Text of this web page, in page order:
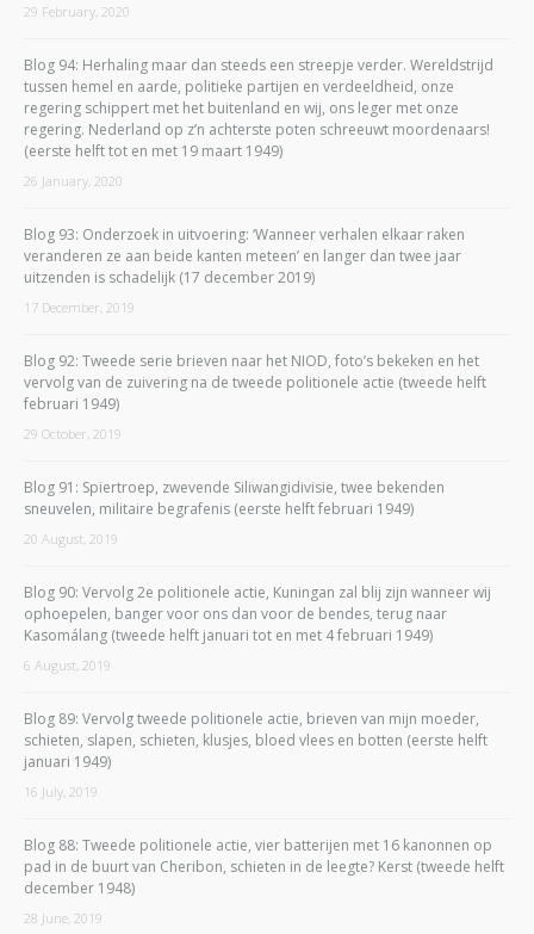
29 February, 2020
Blog 94: Herhaling maar dan steeds een streepje verder. Wereldstrijd
tussen hemel en aarde, politieke partijen en verdeeldheid, onze
regering schippert met het buitenland en wij, ons leger met onze
regering. Nederland op z’n achterste poten schreeuwt moordenaars!
(eerste helft tot en met 19 maart 1949)
26 January, 2020
Blog 93: Onderzoek in uitvoering: ‘Wanneer verhalen elkaar raken
veranderen ze aan beide kanten meteen’ en langer dan twee jaar
uitzenden is schadelijk (17 december 2019)
17 December, 2019
Blog 92: Tweede serie brieven naar het NIOD, foto’s bekeken en het
vervolg van de zuivering na de tweede politionele actie (tweede helft
februari 1949)
29 October, 2019
Blog 91: Spiertroep, zwevende Siliwangidivisie, twee bekenden
sneuvelen, militaire begrafenis (eerste helft februari 1949)
20 August, 2019
Blog 90: Vervolg 2e politionele actie, Kuningan zal blij zijn wanneer wij
ophoepelen, banger voor ons dan voor de bendes, terug naar
Kasomálang (tweede helft januari tot en met 4 februari 1949)
6 August, 2019
Blog 89: Vervolg tweede politionele actie, brieven van mijn moeder,
schieten, slapen, schieten, klusjes, bloed vlees en botten (eerste helft
januari 1949)
16 July, 2019
Blog 88: Tweede politionele actie, vier batterijen met 16 kanonnen op
pad in de buurt van Cheribon, schieten in de leegte? Kerst (tweede helft
december 1948)
28 June, 2019